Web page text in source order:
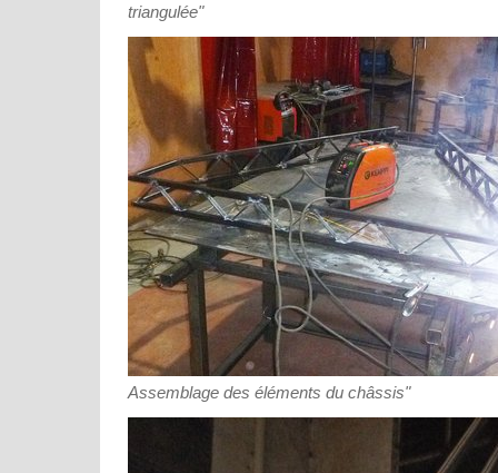
triangulée"
Assemblage des éléments du châssis"